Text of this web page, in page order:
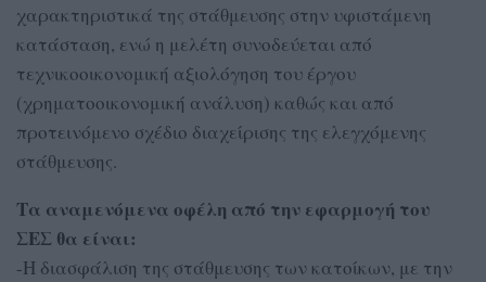
χαρακτηριστικά της στάθμευσης στην υφιστάμενη
κατάσταση, ενώ η μελέτη συνοδεύεται από
τεχνικοοικονομική αξιολόγηση του έργου
(χρηματοοικονομική ανάλυση) καθώς και από
προτεινόμενο σχέδιο διαχείρισης της ελεγχόμενης
στάθμευσης.
Τα αναμενόμενα οφέλη από την εφαρμογή του
ΣΕΣ θα είναι:
-Η διασφάλιση της στάθμευσης των κατοίκων, με την